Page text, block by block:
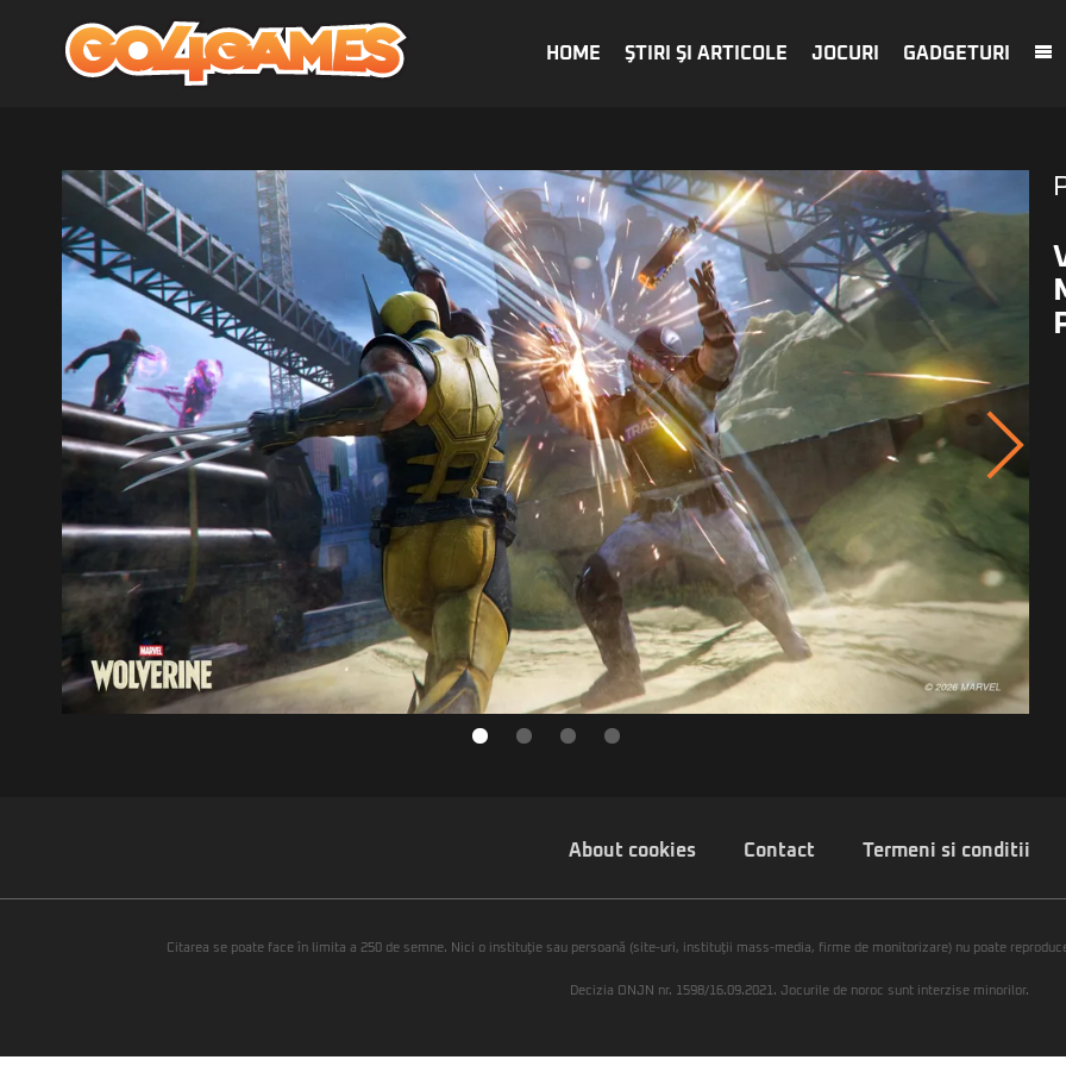
HOME ŞTIRI ŞI ARTICOLE JOCURI GADGETURI
About cookies Contact Termeni si conditii
Citarea se poate face în limita a 250 de semne. Nici o instituţie sau persoană (site-uri, instituţii mass-media, firme de monitorizare) nu poate
Decizia ONJN nr. 1598/16.09.2021. Jocurile de noroc sunt interzise minorilor.